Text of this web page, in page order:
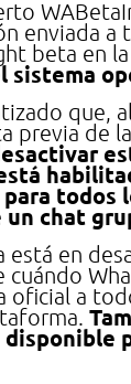
enviada a
beta en la
sistema
que,
previa de
todos
chat
está en
cuándo
oficial a